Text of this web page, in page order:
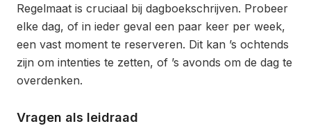
Regelmaat is cruciaal bij dagboekschrijven. Probeer
elke dag, of in ieder geval een paar keer per week,
een vast moment te reserveren. Dit kan ’s ochtends
zijn om intenties te zetten, of ’s avonds om de dag te
overdenken.
Vragen als leidraad